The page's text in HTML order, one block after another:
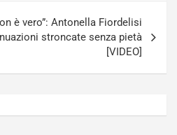
è vero”: Antonella Fiordelisi
stroncate senza pietà
[VIDEO]